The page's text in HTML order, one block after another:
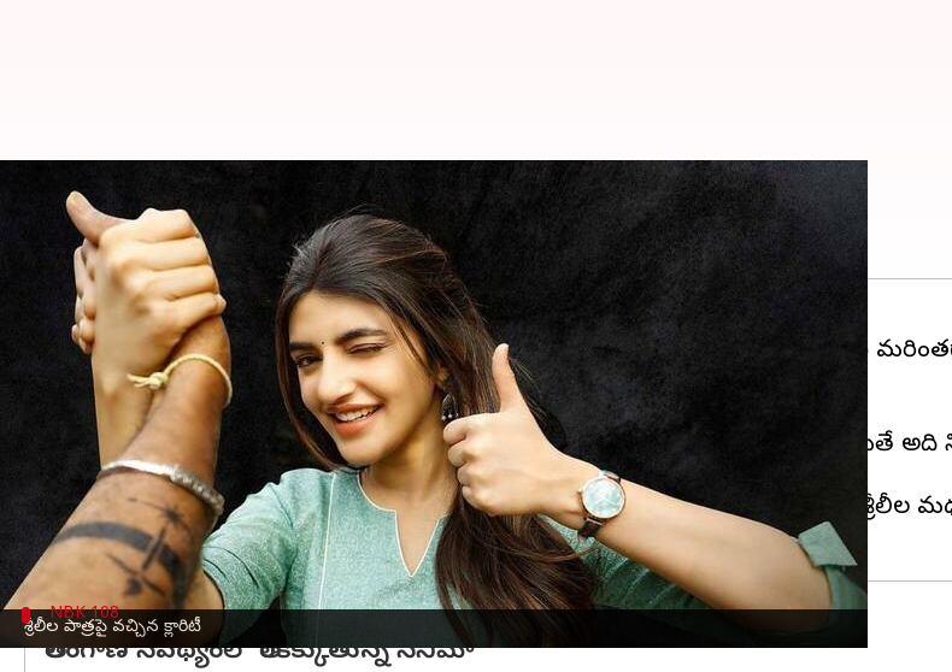
శ్రీలీల పాత్రపై వచ్చిన క్లారిటీ
#NBK 108: బాబాయ్ అంటూ పిలిచే శ్రీలీల, కీలకం కానున్న ఎపిసోడ్
Sriram Pranateja Apr 01, 2023 05:40 pm
ఈ వార్తాకథనం ఏంటి
బాలకృష్ణ, అనిల్ రావిపూడి కాంబినేషన్లో వస్తున్న సినిమాపై వస్తున్న అప్డేట్లు సినిమా మీద ఆసక్తినీ
బాబాయ్ బాలయ్య అంటూ శ్రీలీల పిలుపు:
ఈ సినిమాలో బాలయ్య కూతురుగా శ్రీలీల కనిపిస్తుందని మొదటి నుండి వార్తలు వచ్చాయి. అయితే
బాలయ్య ఉంటారట.
శ్రీలీల పాత్ర తల్లిదండ్రులు చనిపోవడం వల్ల బాబాయ్ పట్ల ఎఫెక్షన్ ఎక్కువగా ఉంటుందని, బాలయ్య,
NBK 108
తెలంగాణ నేపథ్యంలో తెరకెక్కుతున్న సినిమా